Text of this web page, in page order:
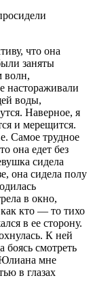
что она
заняты
волн,
настораживали
воды,
Наверное, я
и мерещится.
Самое трудное
она едет без
сидела
она сидела полу
в окно,
кто — то тихо
в ее сторону.
К ней
боясь смотреть
Юлиана мне
в глазах